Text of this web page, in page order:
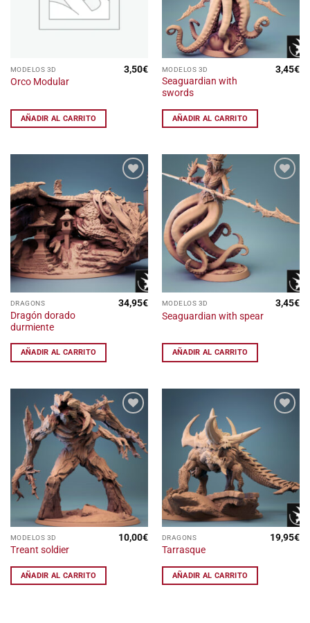
MODELOS 3D
Orco Modular
3,50€
AÑADIR AL CARRITO
MODELOS 3D
Seaguardian with
swords
3,45€
AÑADIR AL CARRITO
a la
lista
de
deseos
DRAGONS
Dragón dorado
durmiente
34,95€
AÑADIR AL CARRITO
lista
de
MODELOS 3D
Seaguardian with spear
3,45€
AÑADIR AL CARRITO
Añadir
a la
lista
de
deseos
MODELOS 3D
Treant soldier
10,00€
AÑADIR AL CARRITO
DRAGONS
Tarrasque
19,95€
AÑADIR AL CARRITO